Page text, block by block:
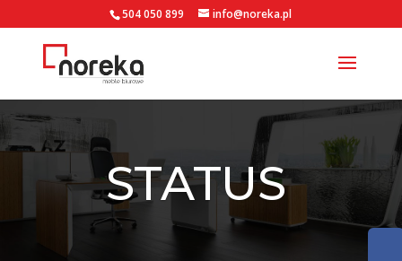
504 050 899 info@noreka.pl
STATUS